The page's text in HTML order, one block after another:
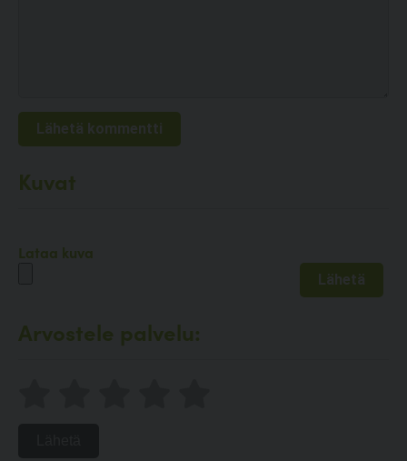
Kuvat
Lataa kuva
Arvostele palvelu: